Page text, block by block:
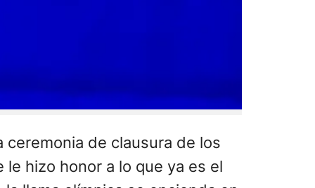
ceremonia de clausura de los
hizo honor a lo que ya es el